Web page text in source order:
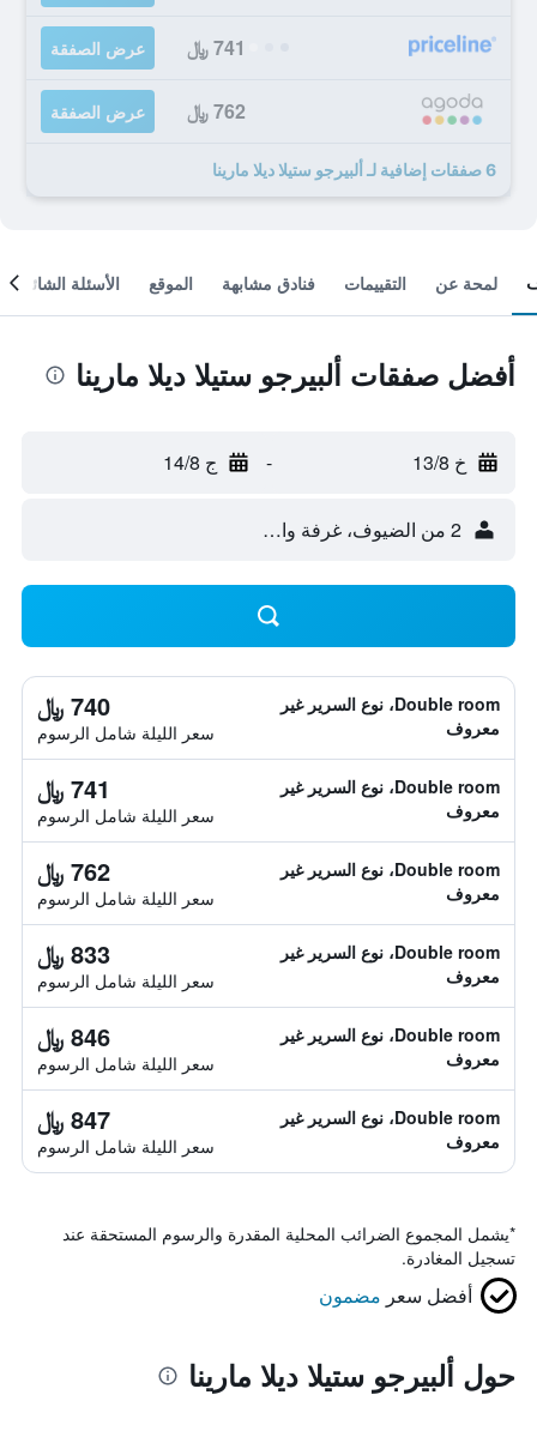
741 ﷼ عرض الصفقة
762 ﷼ عرض الصفقة
6 صفقات إضافية لـ ألبيرجو ستيلا ديلا مارينا
لمحة عن التقييمات فنادق مشابهة الموقع الأسئلة الشائعة
أفضل صفقات ألبيرجو ستيلا ديلا مارينا
خ 13/8 - ج 14/8
2 من الضيوف، غرفة واحدة
Double room، نوع السرير غير
معروف
740 ﷼
سعر الليلة شامل الرسوم
Double room، نوع السرير غير
معروف
741 ﷼
سعر الليلة شامل الرسوم
Double room، نوع السرير غير
معروف
762 ﷼
سعر الليلة شامل الرسوم
Double room، نوع السرير غير
معروف
833 ﷼
سعر الليلة شامل الرسوم
Double room، نوع السرير غير
معروف
846 ﷼
سعر الليلة شامل الرسوم
Double room، نوع السرير غير
معروف
847 ﷼
سعر الليلة شامل الرسوم
*يشمل المجموع الضرائب المحلية المقدرة والرسوم المستحقة عند
تسجيل المغادرة.
أفضل سعر مضمون
حول ألبيرجو ستيلا ديلا مارينا